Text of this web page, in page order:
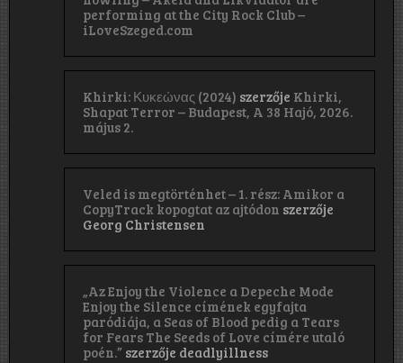
performing at the City Rock Club –
iLoveSzeged.com
Khirki: Κ​υ​κ​ε​ώ​ν​α​ς (2024) szerzője Khirki,
Shapat Terror – Budapest, A 38 Hajó, 2026.
május 2.
Veled is megtörténhet – 1. rész: Amikor a
CopyTrack kopogtat az ajtódon szerzője
Georg Christensen
„Az Enjoy the Violence a Depeche Mode
Enjoy the Silence címének egyfajta
paródiája, a Seas of Blood pedig a Tears
for Fears The Seeds of Love címére utaló
poén.” szerzője deadlyillness